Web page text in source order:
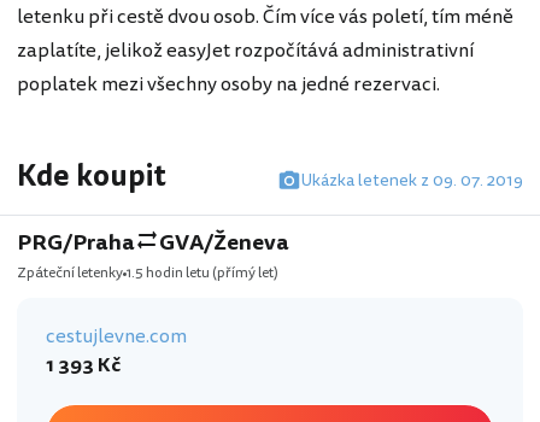
letenku při cestě dvou osob. Čím více vás poletí, tím méně
zaplatíte, jelikož easyJet rozpočítává administrativní
poplatek mezi všechny osoby na jedné rezervaci.
Kde koupit Ukázka letenek z 09. 07. 2019
PRG/Praha GVA/Ženeva
Zpáteční letenky1.5 hodin letu (přímý let)
cestujlevne.com
1 393 Kč